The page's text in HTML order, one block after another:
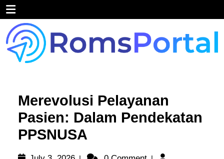
Skip
content
Open
Menu
Merevolusi Pelayanan
Pasien: Dalam Pendekatan
PPSNUSA